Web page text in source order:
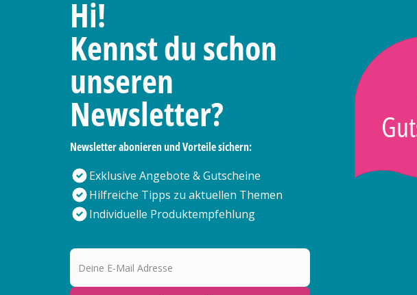
Hi!
Kennst du schon
unseren
Newsletter?
Newsletter abonieren und Vorteile sichern:
Exklusive Angebote & Gutscheine
Hilfreiche Tipps zu aktuellen Themen
Individuelle Produktempfehlung
Deine E-Mail Adresse